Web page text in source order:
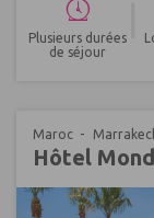
Plusieurs durées
de séjour
Maroc
Hôtel